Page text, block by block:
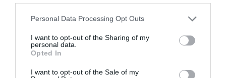
Personal Data Processing Opt Outs
I want to opt-out of the Sharing of my
personal data.
Opted In
I want to opt-out of the Sale of my